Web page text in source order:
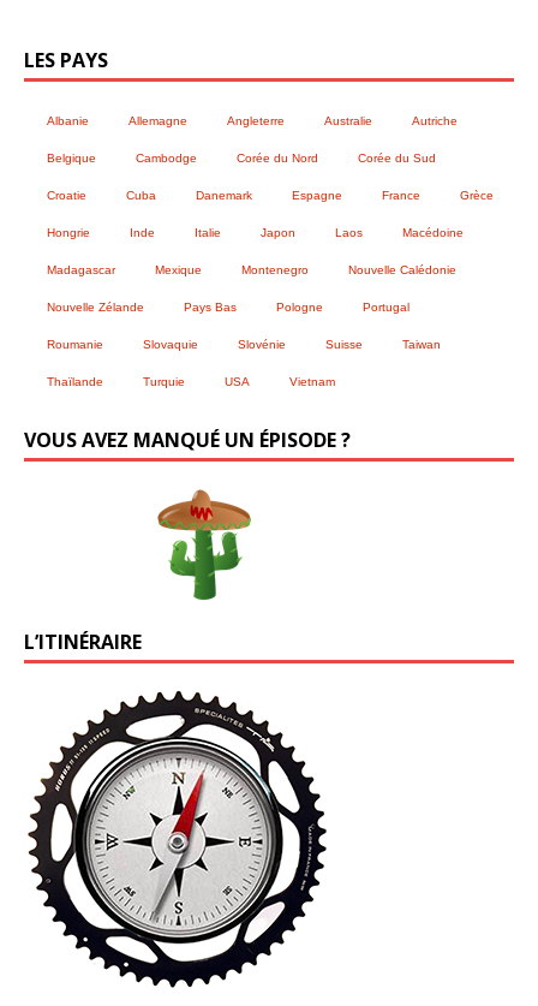
LES PAYS
Albanie Allemagne Angleterre Australie Autriche
Belgique Cambodge Corée du Nord Corée du Sud
Croatie Cuba Danemark Espagne France Grèce
Hongrie Inde Italie Japon Laos Macédoine
Madagascar Mexique Montenegro Nouvelle Calédonie
Nouvelle Zélande Pays Bas Pologne Portugal
Roumanie Slovaquie Slovénie Suisse Taiwan
Thaïlande Turquie USA Vietnam
VOUS AVEZ MANQUÉ UN ÉPISODE ?
L’ITINÉRAIRE